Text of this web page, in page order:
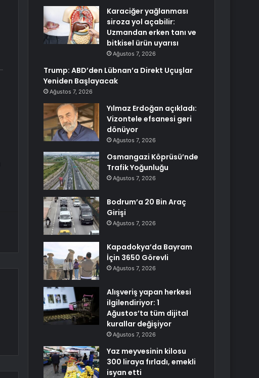
Karaciğer yağlanması
siroza yol açabilir:
Uzmandan erken tanı ve
bitkisel ürün uyarısı
Ağustos 7, 2026
Trump: ABD’den Lübnan’a Direkt Uçuşlar
Yeniden Başlayacak
Ağustos 7, 2026
Yılmaz Erdoğan açıkladı:
Vizontele efsanesi geri
dönüyor
Ağustos 7, 2026
Osmangazi Köprüsü’nde
Trafik Yoğunluğu
Ağustos 7, 2026
Bodrum’a 20 Bin Araç
Girişi
Ağustos 7, 2026
Kapadokya’da Bayram
İçin 3650 Görevli
Ağustos 7, 2026
Alışveriş yapan herkesi
ilgilendiriyor: 1
Ağustos’ta tüm dijital
kurallar değişiyor
Ağustos 7, 2026
Yaz meyvesinin kilosu
300 liraya fırladı, emekli
isyan etti